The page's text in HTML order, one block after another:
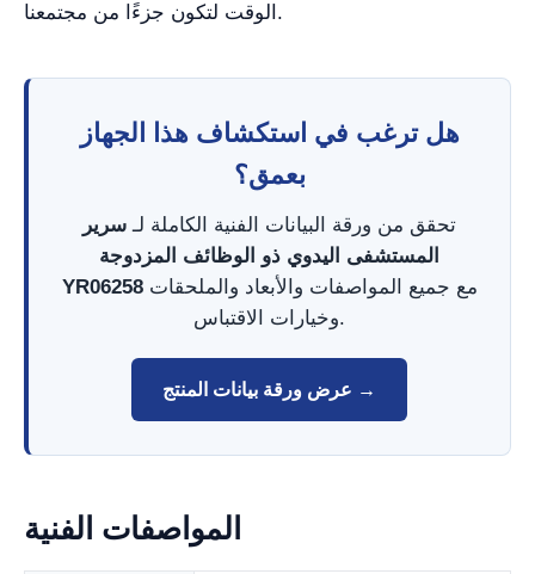
الوقت لتكون جزءًا من مجتمعنا.
هل ترغب في استكشاف هذا الجهاز
بعمق؟
تحقق من ورقة البيانات الفنية الكاملة لـ سرير
المستشفى اليدوي ذو الوظائف المزدوجة
YR06258مع جميع المواصفات والأبعاد والملحقات
وخيارات الاقتباس.
عرض ورقة بيانات المنتج →
المواصفات الفنية